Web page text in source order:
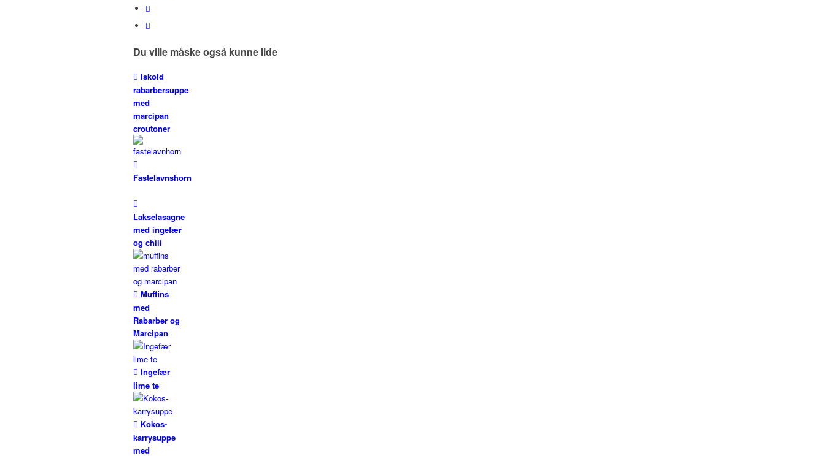
Du ville måske også kunne lide
Iskold
rabarbersuppe
med
marcipan
croutoner
Fastelavnshorn
Lakselasagne
med ingefær
og chili
Muffins
med
Rabarber og
Marcipan
Ingefær
lime te
Kokos-
karrysuppe
med